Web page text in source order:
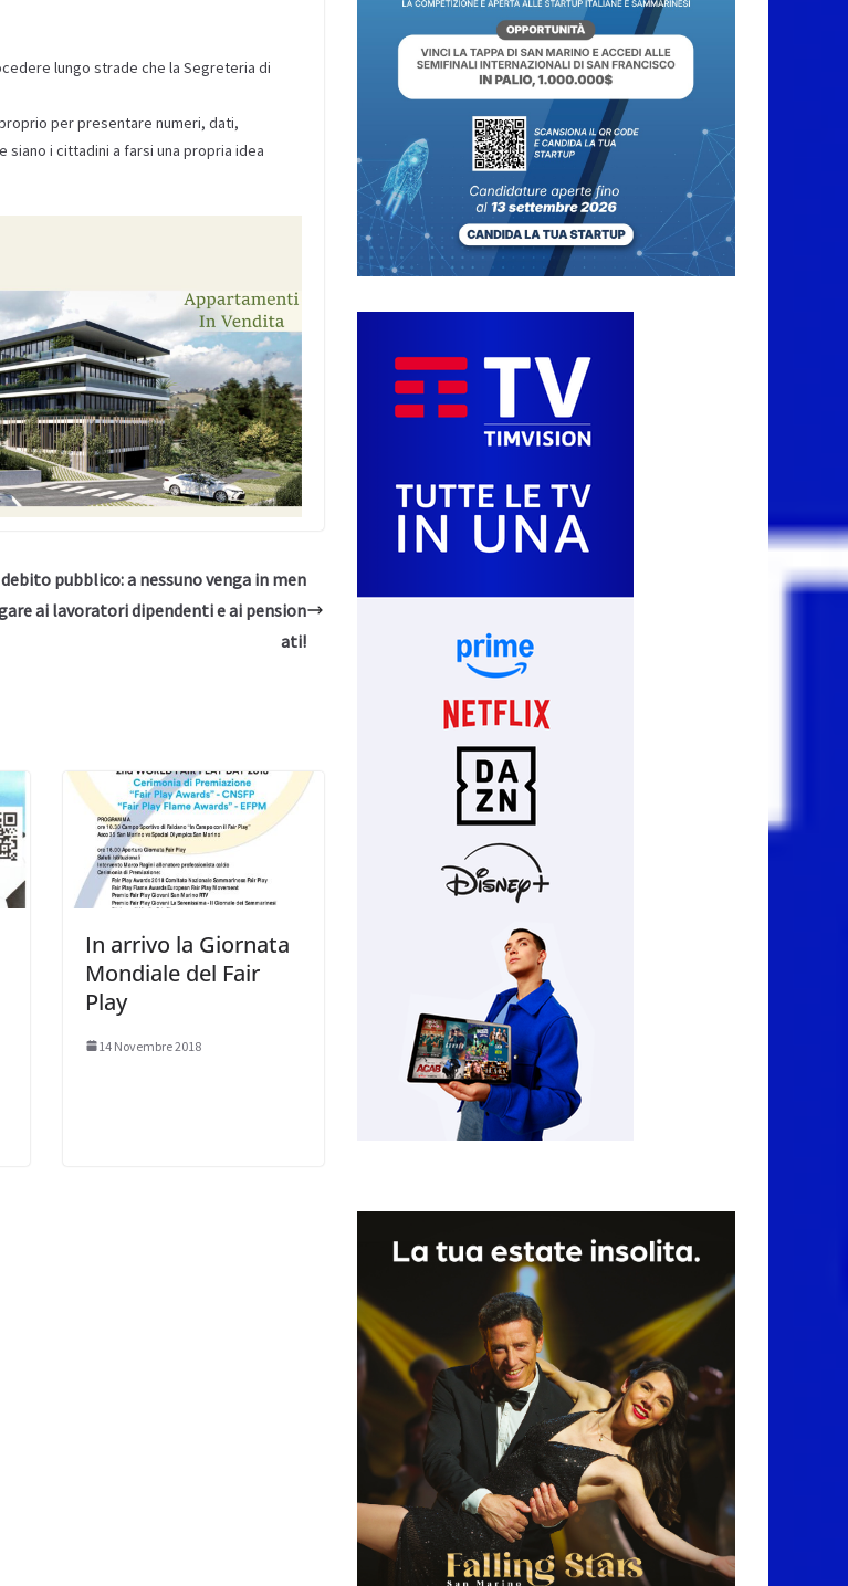
lungo strade che la Segreteria di
per presentare numeri, dati,
siano i cittadini a farsi una propria idea
pubblico: a nessuno venga in men
ai lavoratori dipendenti e ai pension
ati!
In arrivo la Giornata
Mondiale del Fair
Play
14 Novembre 2018